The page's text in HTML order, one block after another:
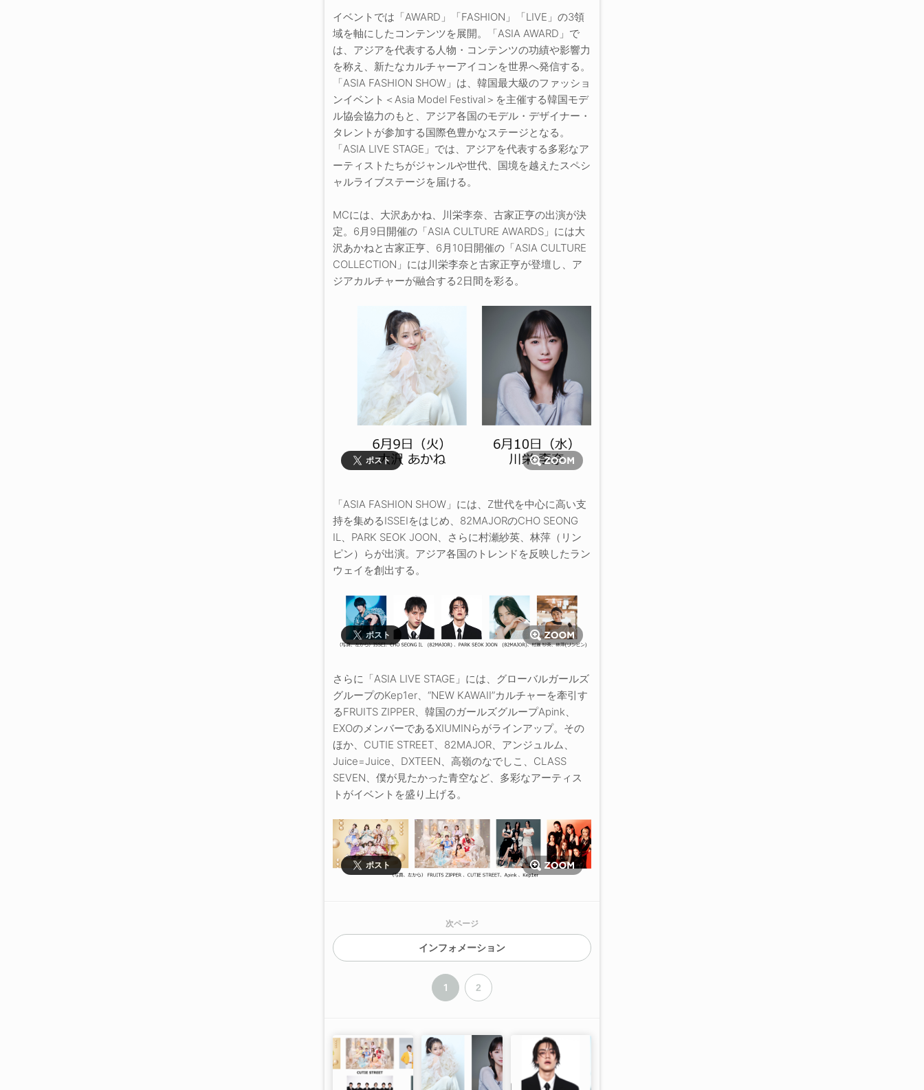
イベントでは「AWARD」「FASHION」「LIVE」の3領
域を軸にしたコンテンツを展開。「ASIA AWARD」で
は、アジアを代表する人物・コンテンツの功績や影響力
を称え、新たなカルチャーアイコンを世界へ発信する。
「ASIA FASHION SHOW」は、韓国最大級のファッショ
ンイベント＜Asia Model Festival＞を主催する韓国モデ
ル協会協力のもと、アジア各国のモデル・デザイナー・
タレントが参加する国際色豊かなステージとなる。
「ASIA LIVE STAGE」では、アジアを代表する多彩なア
ーティストたちがジャンルや世代、国境を越えたスペシ
ャルライブステージを届ける。
MCには、大沢あかね、川栄李奈、古家正亨の出演が決
定。6月9日開催の「ASIA CULTURE AWARDS」には大
沢あかねと古家正亨、6月10日開催の「ASIA CULTURE
COLLECTION」には川栄李奈と古家正亨が登壇し、ア
ジアカルチャーが融合する2日間を彩る。
ポスト
「ASIA FASHION SHOW」には、Z世代を中心に高い支
持を集めるISSEIをはじめ、82MAJORのCHO SEONG
IL、PARK SEOK JOON、さらに村瀬紗英、林萍（リン
ピン）らが出演。アジア各国のトレンドを反映したラン
ウェイを創出する。
ポスト
さらに「ASIA LIVE STAGE」には、グローバルガールズ
グループのKep1er、“NEW KAWAII”カルチャーを牽引す
るFRUITS ZIPPER、韓国のガールズグループApink、
EXOのメンバーであるXIUMINらがラインアップ。その
ほか、CUTIE STREET、82MAJOR、アンジュルム、
Juice=Juice、DXTEEN、高嶺のなでしこ、CLASS
SEVEN、僕が見たかった青空など、多彩なアーティス
トがイベントを盛り上げる。
ポスト
次ページ
インフォメーション
1 2